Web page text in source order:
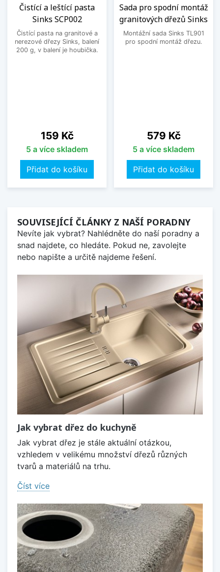
Čistící a leštící pasta
Sinks SCP002
Čistící pasta na granitové a
nerezové dřezy Sinks, balení
200 g, v balení je houbička.
Cena
159 Kč
5 a více skladem
Přidat do košíku
Sada pro spodní montáž
granitových dřezů Sinks
Montážní sada Sinks TL901
pro spodní montáž dřezu.
Cena
579 Kč
5 a více skladem
Přidat do košíku
SOUVISEJÍCÍ ČLÁNKY Z NAŠÍ PORADNY
Nevíte jak vybrat? Nahlédněte do naší poradny a
snad najdete, co hledáte. Pokud ne, zavolejte
nebo napište a určitě najdeme řešení.
Jak vybrat dřez do kuchyně
Jak vybrat dřez je stále aktuální otázkou,
vzhledem v velikému množství dřezů různých
tvarů a materiálů na trhu.
Číst více